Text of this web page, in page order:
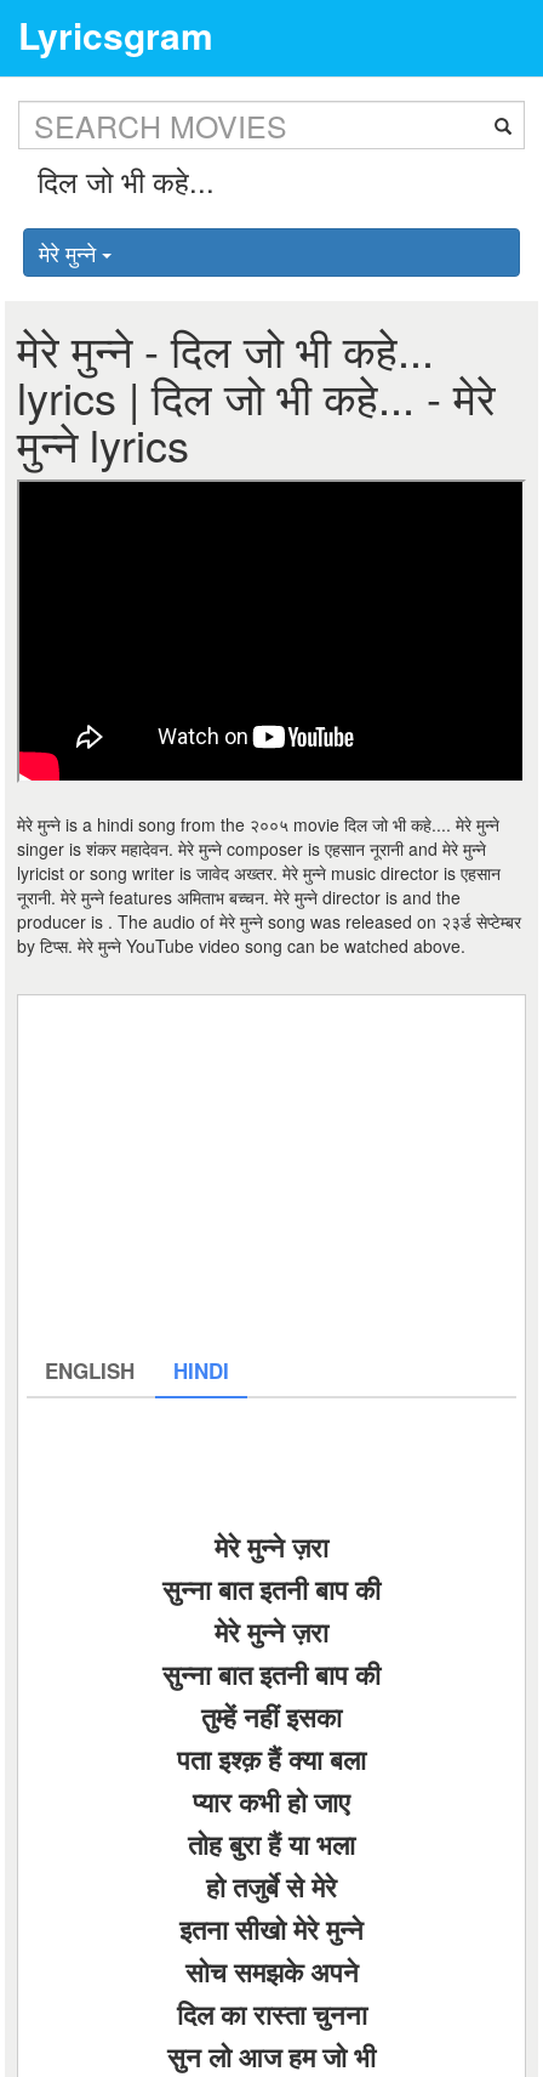
Lyricsgram
मेरे मुन्ने
मेरे मुन्ने - दिल जो भी कहे...
lyrics | दिल जो भी कहे... - मेरे
मुन्ने lyrics
मेरे मुन्ने is a hindi song from the २००५ movie दिल जो भी कहे.... मेरे मुन्ने
singer is शंकर महादेवन. मेरे मुन्ने composer is एहसान नूरानी and मेरे मुन्ने
lyricist or song writer is जावेद अख्तर. मेरे मुन्ने music director is एहसान
नूरानी. मेरे मुन्ने features अमिताभ बच्चन. मेरे मुन्ने director is and the
producer is . The audio of मेरे मुन्ने song was released on २३र्ड सेप्टेम्बर
by टिप्स. मेरे मुन्ने YouTube video song can be watched above.
ENGLISH HINDI
मेरे मुन्ने ज़रा
सुन्ना बात इतनी बाप की
मेरे मुन्ने ज़रा
सुन्ना बात इतनी बाप की
तुम्हें नहीं इसका
पता इश्क़ हैं क्या बला
प्यार कभी हो जाए
तोह बुरा हैं या भला
हो तजुर्बे से मेरे
इतना सीखो मेरे मुन्ने
सोच समझके अपने
दिल का रास्ता चुनना
सुन लो आज हम जो भी